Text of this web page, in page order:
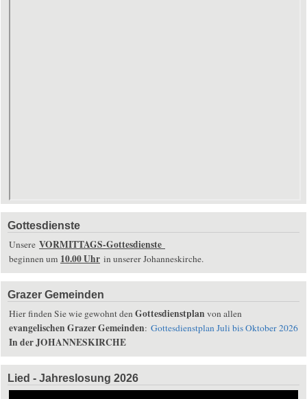
Gottesdienste
Unsere VORMITTAGS-Gottesdienste
beginnen um 10.00 Uhr in unserer Johanneskirche.
Grazer Gemeinden
Hier finden Sie wie gewohnt den Gottesdienstplan von allen
evangelischen Grazer Gemeinden: Gottesdienstplan Juli bis Oktober 2026
In der JOHANNESKIRCHE
Lied - Jahreslosung 2026